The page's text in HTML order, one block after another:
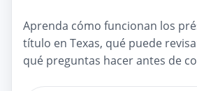
Aprenda cómo funcionan los
título en Texas, qué puede
qué preguntas hacer antes de